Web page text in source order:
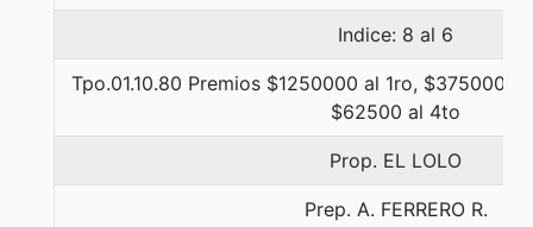
Indice: 8 al 6
Tpo.01.10.80 Premios $1250000 al 1ro, $375000
$62500 al 4to
Prop. EL LOLO
Prep. A. FERRERO R.